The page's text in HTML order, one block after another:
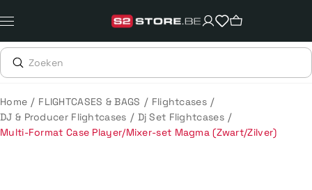
naar
content
Home / FLIGHTCASES & BAGS / Flightcases /
DJ & Producer Flightcases / Dj Set Flightcases /
Multi-Format Case Player/Mixer-set Magma (Zwart/Zilver)